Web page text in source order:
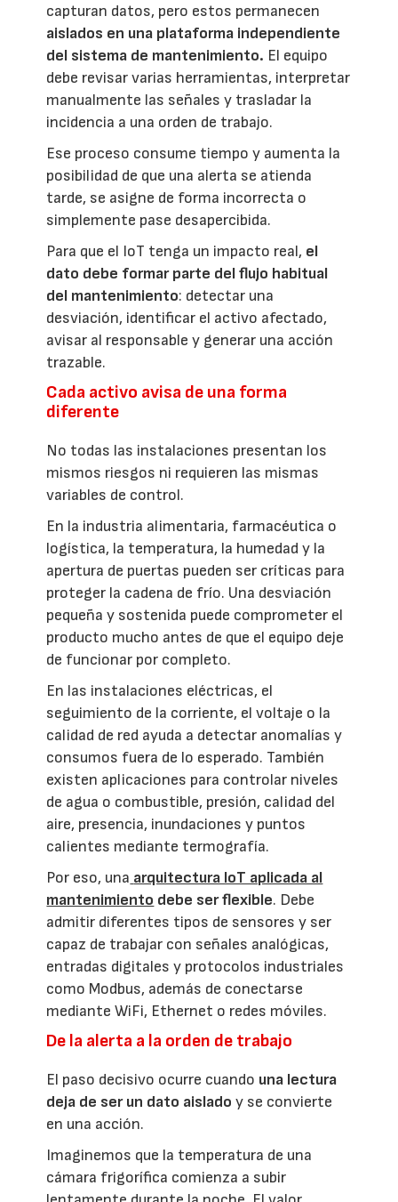
capturan datos, pero estos permanecen
aislados en una plataforma independiente
del sistema de mantenimiento. El equipo
debe revisar varias herramientas, interpretar
manualmente las señales y trasladar la
incidencia a una orden de trabajo.
Ese proceso consume tiempo y aumenta la
posibilidad de que una alerta se atienda
tarde, se asigne de forma incorrecta o
simplemente pase desapercibida.
Para que el IoT tenga un impacto real, el
dato debe formar parte del flujo habitual
del mantenimiento: detectar una
desviación, identificar el activo afectado,
avisar al responsable y generar una acción
trazable.
Cada activo avisa de una forma
diferente
No todas las instalaciones presentan los
mismos riesgos ni requieren las mismas
variables de control.
En la industria alimentaria, farmacéutica o
logística, la temperatura, la humedad y la
apertura de puertas pueden ser críticas para
proteger la cadena de frío. Una desviación
pequeña y sostenida puede comprometer el
producto mucho antes de que el equipo deje
de funcionar por completo.
En las instalaciones eléctricas, el
seguimiento de la corriente, el voltaje o la
calidad de red ayuda a detectar anomalías y
consumos fuera de lo esperado. También
existen aplicaciones para controlar niveles
de agua o combustible, presión, calidad del
aire, presencia, inundaciones y puntos
calientes mediante termografía.
Por eso, una arquitectura IoT aplicada al
mantenimiento debe ser flexible. Debe
admitir diferentes tipos de sensores y ser
capaz de trabajar con señales analógicas,
entradas digitales y protocolos industriales
como Modbus, además de conectarse
mediante WiFi, Ethernet o redes móviles.
De la alerta a la orden de trabajo
El paso decisivo ocurre cuando una lectura
deja de ser un dato aislado y se convierte
en una acción.
Imaginemos que la temperatura de una
cámara frigorífica comienza a subir